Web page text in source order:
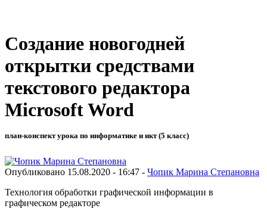
Создание новогодней
открытки средствами
текстового редактора
Microsoft Word
план-конспект урока по информатике и икт (5 класс)
Опубликовано 15.08.2020 - 16:47 - Чопик Марина Степановна
Технология обработки графической информации в
графическом редакторе